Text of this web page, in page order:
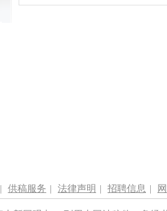
| 供稿服务 | 法律声明 | 招聘信息 |